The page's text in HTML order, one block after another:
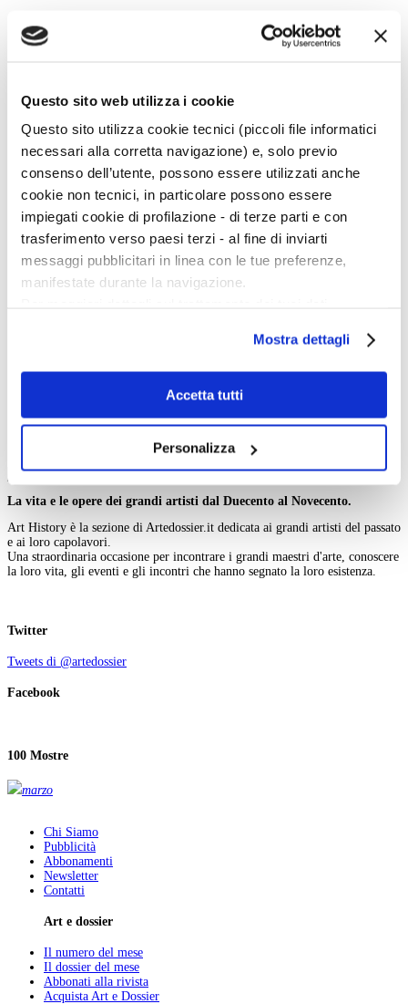
Questo sito web utilizza i cookie
Questo sito utilizza cookie tecnici (piccoli file informatici
necessari alla corretta navigazione) e, solo previo
consenso dell’utente, possono essere utilizzati anche
cookie non tecnici, in particolare possono essere
impiegati cookie di profilazione - di terze parti e con
trasferimento verso paesi terzi - al fine di inviarti
messaggi pubblicitari in linea con le tue preferenze,
manifestate durante la navigazione.
scelte privacy sui cookie, ti invitiamo a prendere visione
dell’informativa cookie.
Chiudendo il banner tramite la “X” prosegui la
navigazione senza alcuna profilazione e con installazione
il tuo consenso alla profilazione che potrai revocare in
Mostra dettagli
Accetta tutti
Personalizza
Tutti
D
F
H
I
K
L
N
O
Q
W
Z
Cerca nell'iconografia
La vita e le opere dei grandi artisti dal Duecento al Novecento.
Art History è la sezione di Artedossier.it dedicata ai grandi artisti del passato
e ai loro capolavori.
Una straordinaria occasione per incontrare i grandi maestri d'arte, conoscere
la loro vita, gli eventi e gli incontri che hanno segnato la loro esistenza.
Twitter
Tweets di @artedossier
Facebook
100 Mostre
marzo
Chi Siamo
Pubblicità
Abbonamenti
Newsletter
Contatti
Art e dossier
Il numero del mese
Il dossier del mese
Abbonati alla rivista
Acquista Art e Dossier